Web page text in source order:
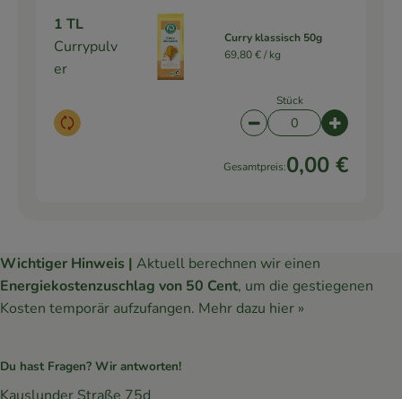
1 TL
Currypulv
er
Auswahl ändern
Curry klassisch 50g
69,80 € /kg
Stück
Artikelanzahl
Gesamtpreis:0,00 €
Wichtiger Hinweis | Aktuell berechnen wir einen
Energiekostenzuschlag von 50 Cent, um die gestiegenen
Kosten temporär aufzufangen. Mehr dazu hier »
Du hast Fragen? Wir antworten!